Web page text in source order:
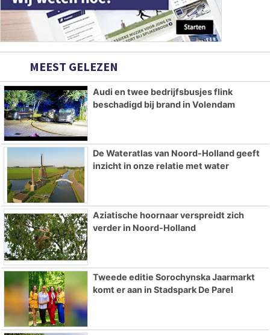
MEEST GELEZEN
Audi en twee bedrijfsbusjes flink
beschadigd bij brand in Volendam
De Wateratlas van Noord-Holland geeft
inzicht in onze relatie met water
Aziatische hoornaar verspreidt zich
verder in Noord-Holland
Tweede editie Sorochynska Jaarmarkt
komt er aan in Stadspark De Parel